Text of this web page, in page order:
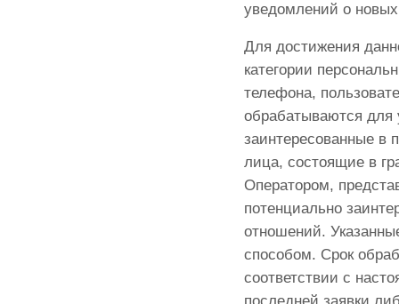
уведомлений о
Для достижения
категории
телефона,
обрабатываются для
заинтересованные в
лица, состоящие в
Оператором,
потенциально
отношений.
способом. Срок
соответствии с